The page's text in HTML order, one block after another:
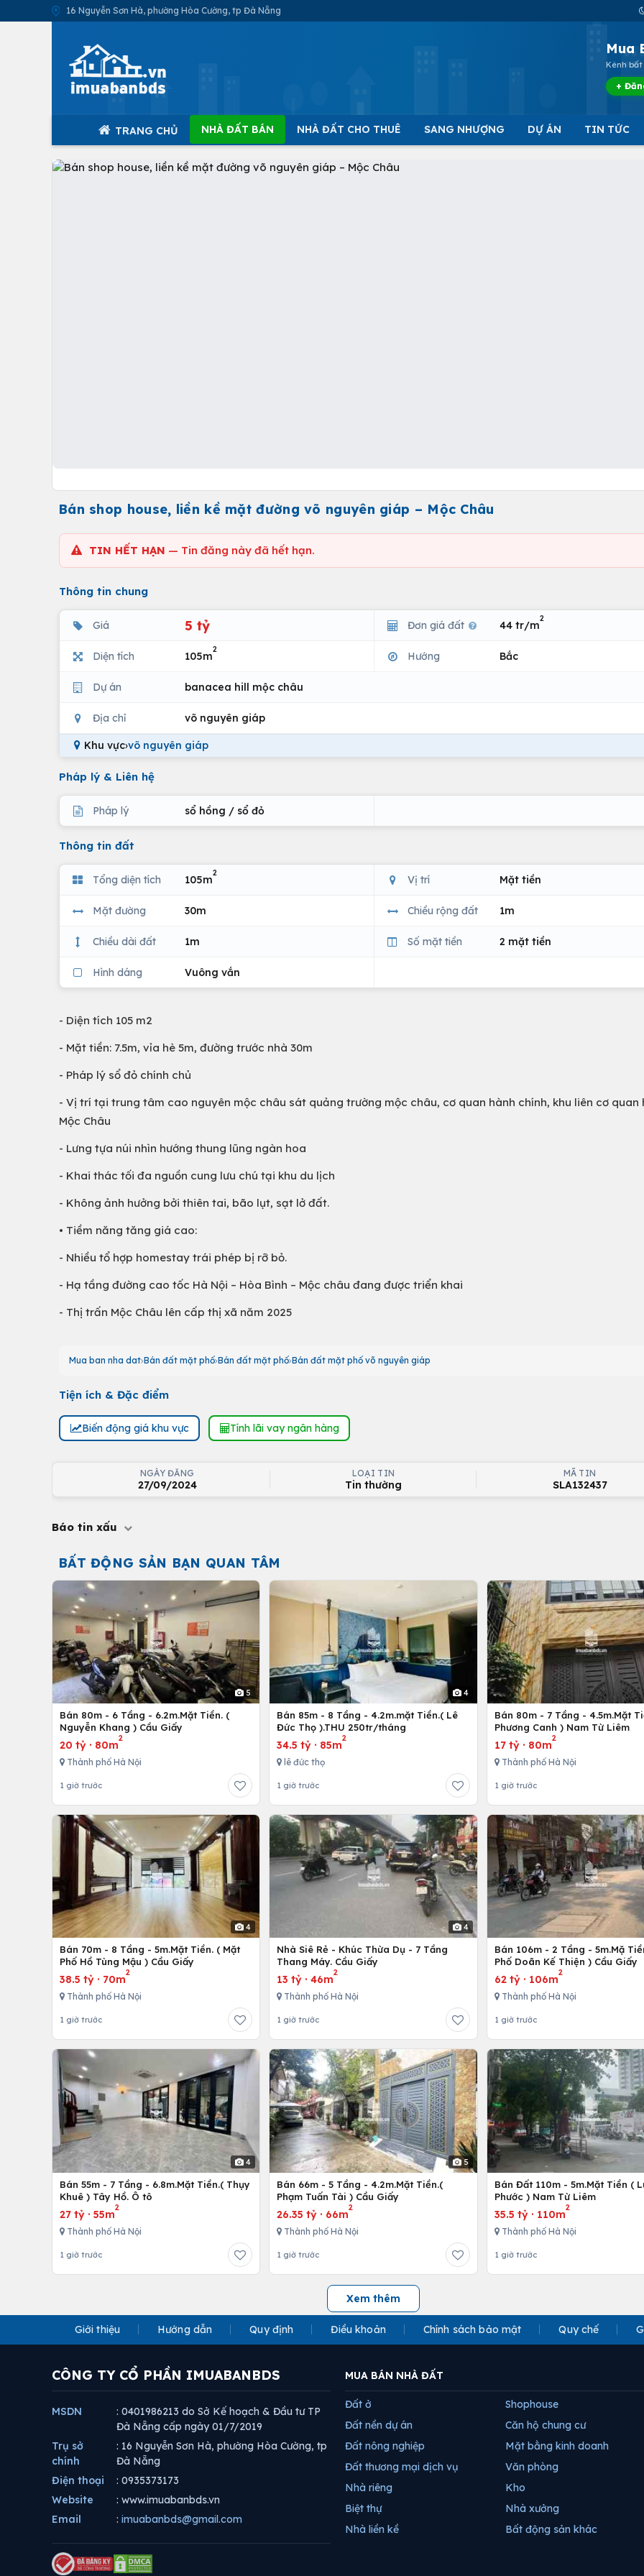
16 Nguyễn Sơn Hà, phường Hòa Cường, tp Đà Nẵng
Mua
Kênh bất
+
TRANG CHỦ NHÀ ĐẤT BÁN NHÀ ĐẤT CHO THUÊ SANG NHƯỢNG DỰ ÁN TIN TỨC
Bán shop house, liền kề mặt đường võ nguyên giáp – Mộc Châu
TIN HẾT HẠN — Tin đăng này đã hết hạn.
Thông tin chung
Giá 5 tỷ Đơn giá đất 44 tr/m
2
Diện tích 105m
2
Hướng Bắc
Dự án banacea hill mộc châu
Địa chỉ võ nguyên giáp
Khu vực›võ nguyên giáp
Pháp lý & Liên hệ
Pháp lý sổ hồng / sổ đỏ
Thông tin đất
Tổng diện tích 105m
2
Vị trí Mặt tiền
Mặt đường 30m Chiều rộng đất 1m
Chiều dài đất 1m Số mặt tiền 2 mặt tiền
Hình dáng Vuông vắn
- Diện tích 105 m2
- Mặt tiền: 7.5m, vỉa hè 5m, đường trước nhà 30m
- Pháp lý sổ đỏ chính chủ
- Vị trí tại trung tâm cao nguyên mộc châu sát quảng trường mộc châu, cơ quan hành chính, khu liên cơ quan
Mộc Châu
- Lưng tựa núi nhìn hướng thung lũng ngàn hoa
- Khai thác tối đa nguồn cung lưu chú tại khu du lịch
- Không ảnh hưởng bởi thiên tai, bão lụt, sạt lở đất.
• Tiềm năng tăng giá cao:
- Nhiều tổ hợp homestay trái phép bị rỡ bỏ.
- Hạ tầng đường cao tốc Hà Nội – Hòa Bình – Mộc châu đang được triển khai
- Thị trấn Mộc Châu lên cấp thị xã năm 2025
Mua ban nha dat Bán đất mặt phố Bán đất mặt phố Bán đất mặt phố võ nguyên giáp
Tiện ích & Đặc điểm
Biến động giá khu vực Tính lãi vay ngân hàng
NGÀY ĐĂNG
27/09/2024
LOẠI TIN
Tin thường
MÃ TIN
SLA132437
Báo tin xấu
BẤT ĐỘNG SẢN BẠN QUAN TÂM
5
Bán 80m - 6 Tầng - 6.2m.Mặt Tiền. (
Nguyễn Khang ) Cầu Giấy
20 tỷ · 80m
2
Thành phố Hà Nội
1 giờ trước
4
Bán 85m - 8 Tầng - 4.2m.mặt Tiền.( Lê
Đức Thọ ).THU 250tr/tháng
34.5 tỷ · 85m
2
lê đức thọ
1 giờ trước
Bán 80m - 7 Tầng - 4.5m.Mặt
Phương Canh ) Nam Từ Liêm
17 tỷ· 80m
2
Thành phố Hà Nội
1 giờ trước
4
Bán 70m - 8 Tầng - 5m.Mặt Tiền. ( Mặt
Phố Hồ Tùng Mậu ) Cầu Giấy
38.5 tỷ · 70m
2
Thành phố Hà Nội
1 giờ trước
4
Nhà Siê Rẻ - Khúc Thừa Dụ - 7 Tầng
Thang Máy. Cầu Giấy
13 tỷ ·46m
2
Thành phố Hà Nội
1 giờ trước
Bán 106m - 2 Tầng - 5m.Mặ
Phố Doãn Kế Thiện ) Cầu Giấy
62 tỷ· 106m
2
Thành phố Hà Nội
1 giờ trước
4
Bán 55m - 7 Tầng - 6.8m.Mặt Tiền.( Thụy
Khuê ) Tây Hồ. Ô tô
27 tỷ · 55m
2
Thành phố Hà Nội
1 giờ trước
5
Bán 66m - 5 Tầng - 4.2m.Mặt Tiền.(
Phạm Tuấn Tài ) Cầu Giấy
26.35 tỷ · 66m
2
Thành phố Hà Nội
1 giờ trước
Bán Đất 110m - 5m.Mặt Tiền (
Phước ) Nam Từ Liêm
35.5 tỷ· 110m
2
Thành phố Hà Nội
1 giờ trước
Xem thêm
Giới thiệu Hướng dẫn Quy định Điều khoản Chính sách bảo mật Quy chế
CÔNG TY CỔ PHẦN IMUABANBDS
MSDN
: 0401986213 do Sở Kế hoạch & Đầu tư TP
Đà Nẵng cấp ngày 01/7/2019
Trụ sở
chính
: 16 Nguyễn Sơn Hà, phường Hòa Cường, tp
Đà Nẵng
Điện thoại
: 0935373173
Website
: www.imuabanbds.vn
Email
: imuabanbds@gmail.com
MUA BÁN NHÀ ĐẤT
Đất ở
Đất nền dự án
Đất nông nghiệp
Đất thương mại dịch vụ
Nhà riêng
Biệt thự
Nhà liền kề
Shophouse
Căn hộ chung cư
Mặt bằng kinh doanh
Văn phòng
Kho
Nhà xưởng
Bất động sản khác